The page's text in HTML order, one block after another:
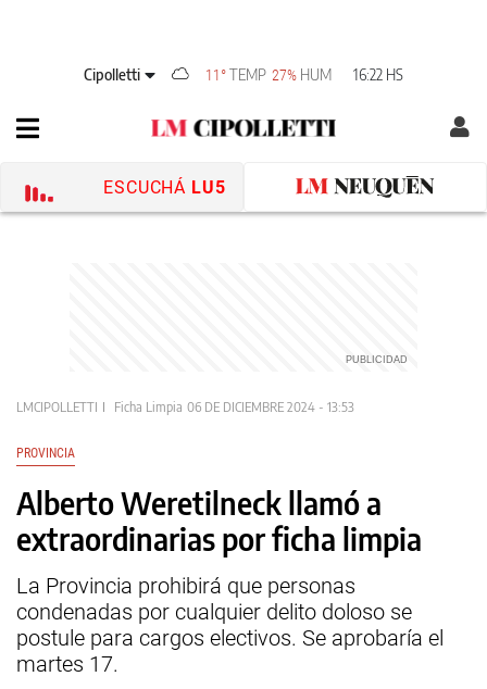
Cipolletti 11°TEMP 27% HUM 16:22 HS
ESCUCHÁ LU5
LMCIPOLLETTI Ficha Limpia 06 DE DICIEMBRE 2024 - 13:53
PROVINCIA
Alberto Weretilneck llamó a
extraordinarias por ficha limpia
La Provincia prohibirá que personas
condenadas por cualquier delito doloso se
postule para cargos electivos. Se aprobaría el
martes 17.